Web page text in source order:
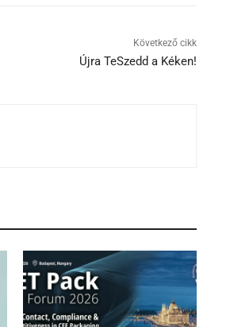
Következő cikk
Újra TeSzedd a Kéken!